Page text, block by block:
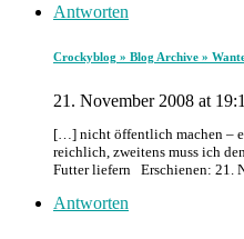
Antworten
Crockyblog » Blog Archive »
21. November 2008 at
[…] nicht öffentlich machen –
reichlich, zweitens muss ich
Futter liefern Erschienen: 21.
Antworten